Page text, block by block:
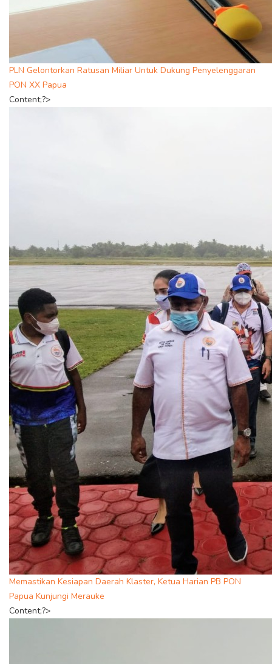
PLN Gelontorkan Ratusan Miliar Untuk Dukung Penyelenggaran
PON XX Papua
Content;?>
Memastikan Kesiapan Daerah Klaster, Ketua Harian PB PON
Papua Kunjungi Merauke
Content;?>